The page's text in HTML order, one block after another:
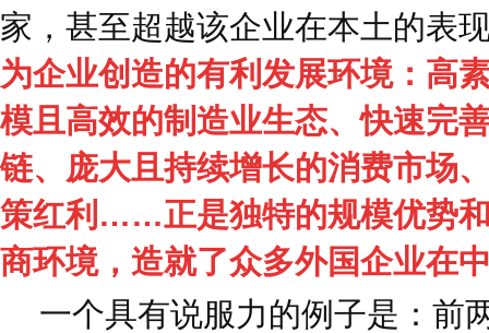
家，甚至超越该企业在本土的表
为企业创造的有利发展环境：高
模且高效的制造业生态、快速完
链、庞大且持续增长的消费市场
策红利……正是独特的规模优势
商环境，造就了众多外国企业在
一个具有说服力的例子是：前